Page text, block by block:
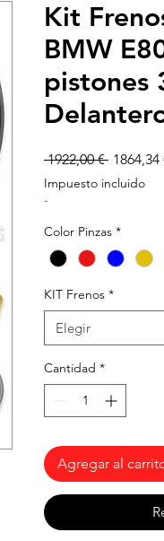
Kit
BMW
pistones
1922,00 € Precio
1864,34
Impuesto incluido
-
Color Pinzas *
KIT Frenos *
Elegir
Cantidad *
Agregar al